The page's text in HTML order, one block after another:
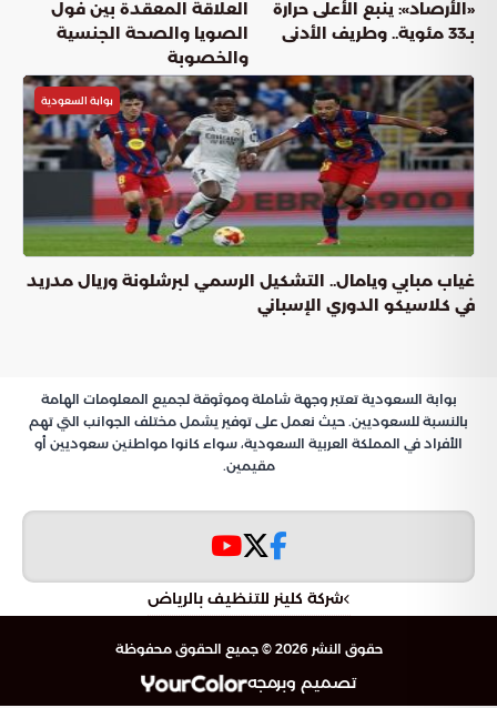
«الأرصاد»: ينبع الأعلى حرارة
بـ33 مئوية.. وطريف الأدنى
العلاقة المعقدة بين فول
الصويا والصحة الجنسية
والخصوبة
بوابة السعودية
غياب مبابي ويامال.. التشكيل الرسمي لبرشلونة وريال مدريد
في كلاسيكو الدوري الإسباني
بوابة السعودية تعتبر وجهة شاملة وموثوقة لجميع المعلومات الهامة
بالنسبة للسعوديين. حيث نعمل على توفير يشمل مختلف الجوانب التي تهم
الأفراد في المملكة العربية السعودية، سواء كانوا مواطنين سعوديين أو
مقيمين.
شركة كلينر للتنظيف بالرياض
حقوق النشر 2026 © جميع الحقوق محفوظة
تصميم وبرمجه